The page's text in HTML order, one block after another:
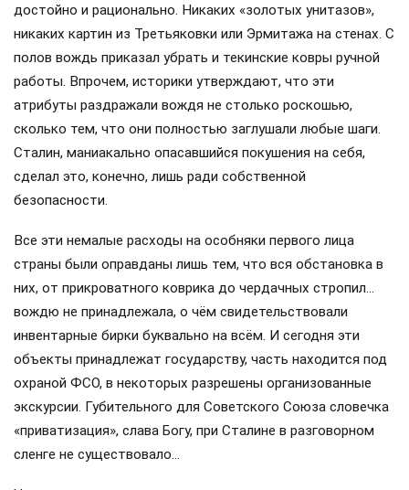
достойно и рационально. Никаких «золотых унитазов»,
никаких картин из Третьяковки или Эрмитажа на стенах. С
полов вождь приказал убрать и текинские ковры ручной
работы. Впрочем, историки утверждают, что эти
атрибуты раздражали вождя не столько роскошью,
сколько тем, что они полностью заглушали любые шаги.
Сталин, маниакально опасавшийся покушения на себя,
сделал это, конечно, лишь ради собственной
безопасности.
Все эти немалые расходы на особняки первого лица
страны были оправданы лишь тем, что вся обстановка в
них, от прикроватного коврика до чердачных стропил…
вождю не принадлежала, о чём свидетельствовали
инвентарные бирки буквально на всём. И сегодня эти
объекты принадлежат государству, часть находится под
охраной ФСО, в некоторых разрешены организованные
экскурсии. Губительного для Советского Союза словечка
«приватизация», слава Богу, при Сталине в разговорном
сленге не существовало…